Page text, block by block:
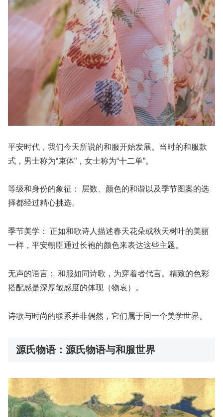
平安时代，我们今天所说的和服开始发展。当时的和服款
式，男士称为“束体”，女士称为“十二单”。
等级和身份的象征：
层数、颜色的和谐以及季节图案的选
择都经过精心挑选。
季节美学：
正如和歌诗人描述春天花朵或秋天树叶的美丽
一样，平安朝臣通过长袍的颜色来表达这些主题。
无声的语言：
和服如同诗歌，为穿着者代言。精致的色彩
搭配感是深厚敏感度的体现（物哀）。
诗歌与时尚的联系并非偶然，它们属于同一个美学世界。
源氏物语：源氏物语与和服世界